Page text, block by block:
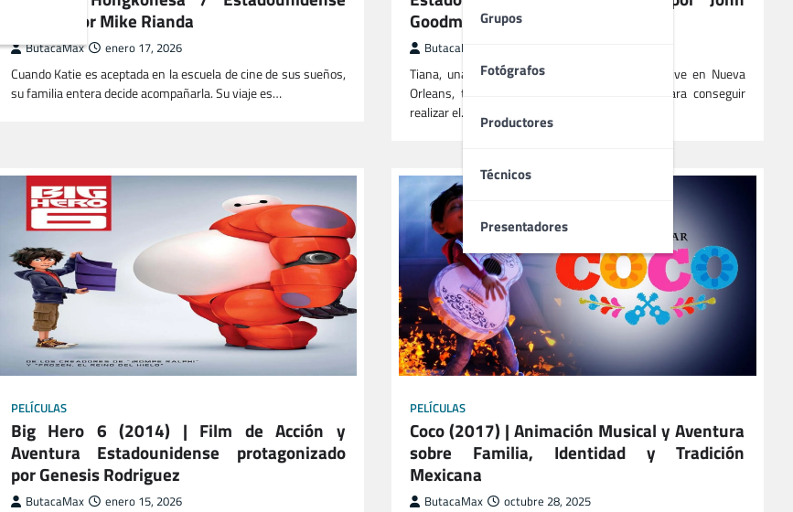
Grupos
Fotógrafos
Productores
Técnicos
Presentadores
dirigida por Mike Rianda
ButacaMax enero 17, 2026
Cuando Katie es aceptada en la escuela de cine de sus sueños,
su familia entera decide acompañarla. Su viaje es…
Goodman
ButacaMax
Tiana, una muchacha de origen humilde que vive en Nueva
Orleans, trabaja como camarera y cocinera para conseguir
realizar el…
PELÍCULAS
Big Hero 6 (2014) | Film de Acción y
Aventura Estadounidense protagonizado
por Genesis Rodriguez
ButacaMax enero 15, 2026
PELÍCULAS
Coco (2017) | Animación Musical y Aventura
sobre Familia, Identidad y Tradición
Mexicana
ButacaMax octubre 28, 2025